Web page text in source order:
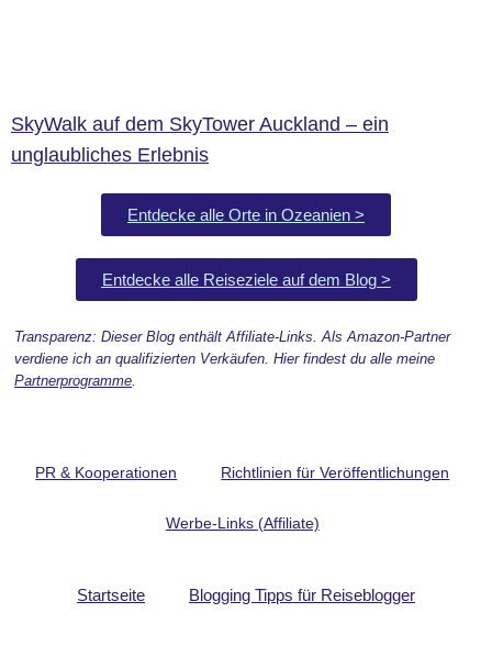
SkyWalk auf dem SkyTower Auckland – ein
unglaubliches Erlebnis
Entdecke alle Orte in Ozeanien >
Entdecke alle Reiseziele auf dem Blog >
Transparenz: Dieser Blog enthält Affiliate-Links. Als Amazon-Partner
verdiene ich an qualifizierten Verkäufen. Hier findest du alle meine
Partnerprogramme.
PR & Kooperationen Richtlinien für Veröffentlichungen
Werbe-Links (Affiliate)
Startseite Blogging Tipps für Reiseblogger